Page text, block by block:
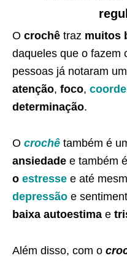
O crochê traz muitos
daqueles que o fazem
pessoas já notaram
atenção, foco,
determinação.
O crochê também é
ansiedade e também
o estresse e até
depressão e
baixa autoestima e
Além disso, com o